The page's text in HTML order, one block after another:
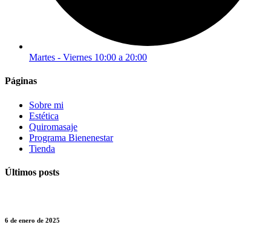
Martes - Viernes 10:00 a 20:00
Páginas
Sobre mi
Estética
Quiromasaje
Programa Bienenestar
Tienda
Últimos posts
6 de enero de 2025